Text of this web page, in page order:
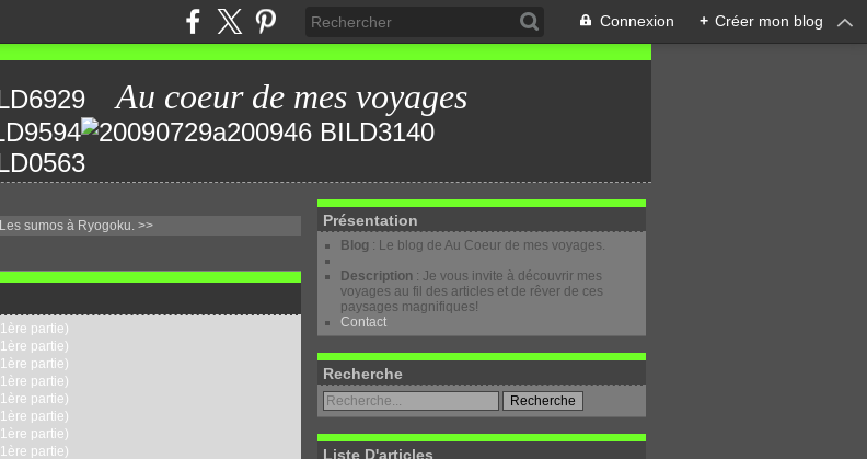
Connexion + Créer mon blog
Au coeur de mes voyages
Les sumos à Ryogoku. >>
Présentation
Blog : Le blog de Au Coeur de mes voyages.
Description : Je vous invite à découvrir mes
voyages au fil des articles et de rêver de ces
paysages magnifiques!
Contact
Recherche
Liste D'articles